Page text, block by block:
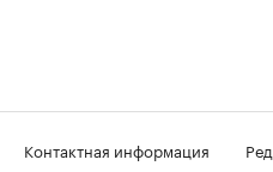
Контактная информация